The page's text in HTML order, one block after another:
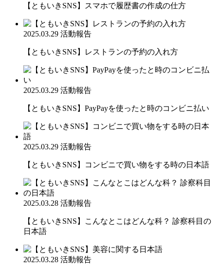
【ともいきSNS】スマホで履歴書の作成の仕方
2025.03.29 活動報告
【ともいきSNS】レストランの予約の入れ方
2025.03.29 活動報告
【ともいきSNS】PayPayを使ったと時のコンビニ払い
2025.03.29 活動報告
【ともいきSNS】コンビニで買い物をする時の日本語
2025.03.28 活動報告
【ともいきSNS】こんなとこはどんな科？ 診察科目の
日本語
2025.03.28 活動報告